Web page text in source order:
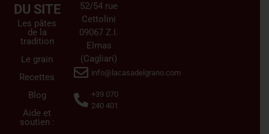
DU SITE
Les pâtes
de la
tradition
Le grain
Recettes
Blog
Aide et
soutien :
52/54 rue
Cettolini
09067 Z.I.
Elmas
(Cagliari)
info@lacasadelgrano.com
+39 070
240 401